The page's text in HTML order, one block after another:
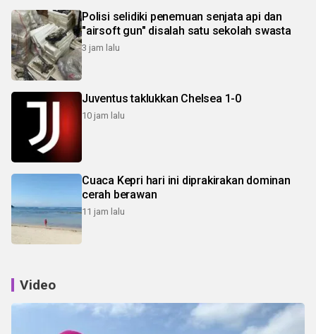
Polisi selidiki penemuan senjata api dan
"airsoft gun" disalah satu sekolah swasta
3 jam lalu
Juventus taklukkan Chelsea 1-0
10 jam lalu
Cuaca Kepri hari ini diprakirakan dominan
cerah berawan
11 jam lalu
Video